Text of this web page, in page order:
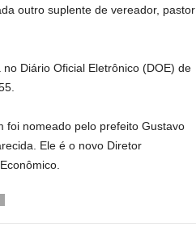
outro suplente de vereador, pastor
Diário Oficial Eletrônico (DOE) de
foi nomeado pelo prefeito Gustavo
Ele é o novo Diretor